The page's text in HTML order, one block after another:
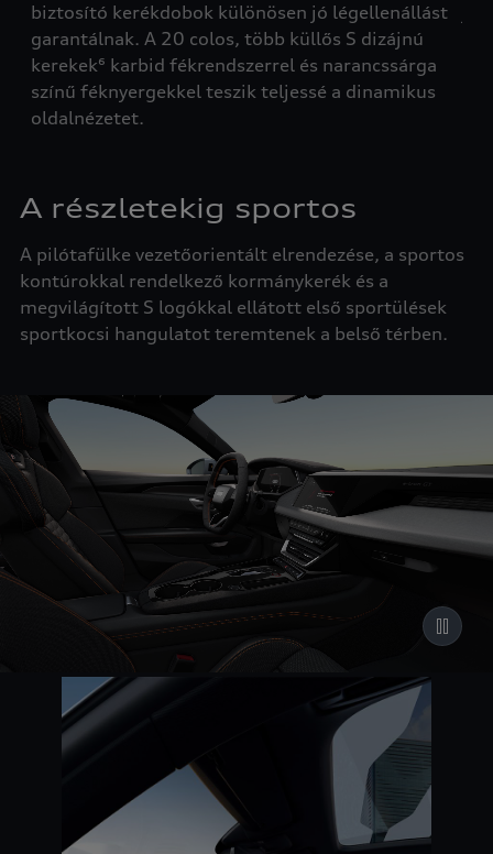
biztosító kerékdobok különösen jó légellenállást
garantálnak. A 20 colos, több küllős S dizájnú
kerekek⁶ karbid fékrendszerrel és narancssárga
színű féknyergekkel teszik teljessé a dinamikus
oldalnézetet.
A részletekig sportos
A pilótafülke vezetőorientált elrendezése, a sportos
kontúrokkal rendelkező kormánykerék és a
megvilágított S logókkal ellátott első sportülések
sportkocsi hangulatot teremtenek a belső térben.